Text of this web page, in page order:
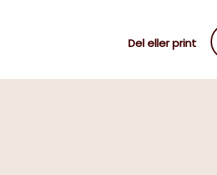
Del eller print